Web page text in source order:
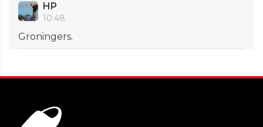
HP
10:48
Groningers.